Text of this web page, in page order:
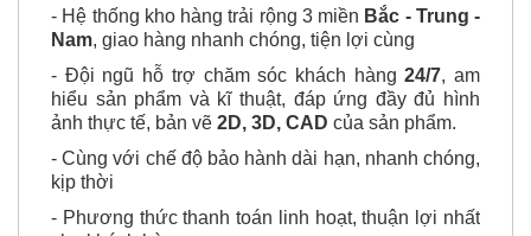
đơn VAT.
- Hệ thống kho hàng trải rộng 3 miềnBắc - Trung -
Nam, giao hàng nhanh chóng, tiện lợi cùng
- Đội ngũ hỗ trợ chăm sóc khách hàng24/7 , am
hiểu sản phẩm và kĩ thuật, đáp ứng đầy đủ hình
ảnh thực tế, bản vẽ2D, 3D, CADcủa sản phẩm.
- Cùng với chế độ bảo hành dài hạn, nhanh chóng,
kịp thời